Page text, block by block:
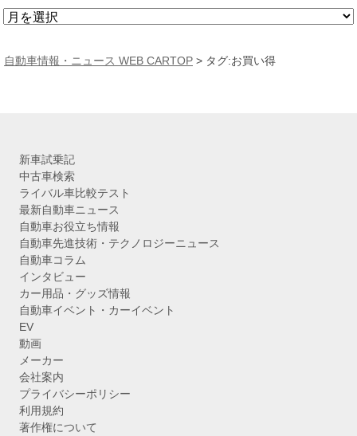
ア
カ
自動車情報・ニュース WEB CARTOP > タグ:お買い得
新車試乗記
中古車検索
ライバル車比較テスト
最新自動車ニュース
自動車お役立ち情報
自動車先進技術・テクノロジーニュース
自動車コラム
インタビュー
カー用品・グッズ情報
自動車イベント・カーイベント
EV
動画
メーカー
会社案内
プライバシーポリシー
利用規約
著作権について